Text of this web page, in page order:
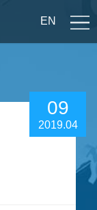
EN
09
2019.04